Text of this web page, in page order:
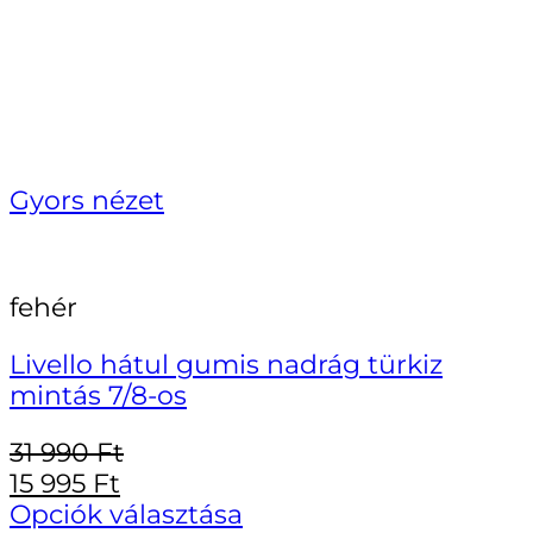
Gyors nézet
fehér
Livello hátul gumis nadrág türkiz
mintás 7/8-os
31 990Ft
15 995 Ft
Opciók választása